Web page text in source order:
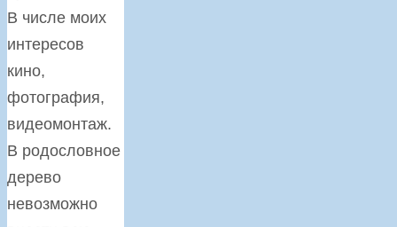
В числе моих
интересов
кино,
фотография,
видеомонтаж.
В родословное
дерево
невозможно